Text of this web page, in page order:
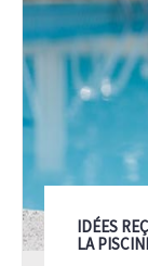
IDÉES
LA